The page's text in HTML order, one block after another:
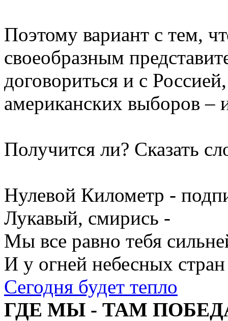
Поэтому вариант с тем,
своеобразным
договориться и с
американских выборов –
Получится ли? Сказать
Нулевой Километр -
Лукавый, смирись -
Мы все равно тебя
И у огней небесных стран
Сегодня будет тепло
ГДЕ МЫ - ТАМ